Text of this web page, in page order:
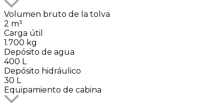
Volumen bruto de la tolva
2 m³
Carga útil
1.700 kg
Depósito de agua
400 L
Depósito hidráulico
30 L
Equipamiento de cabina